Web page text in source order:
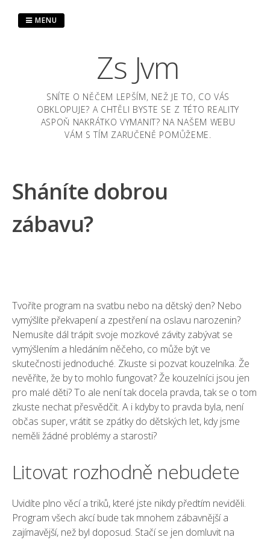
Zs Jvm
SNÍTE O NĚČEM LEPŠÍM, NEŽ JE TO, CO VÁS
OBKLOPUJE? A CHTĚLI BYSTE SE Z TÉTO REALITY
ASPOŇ NAKRÁTKO VYMANIT? NA NAŠEM WEBU
VÁM S TÍM ZARUČENĚ POMŮŽEME.
MENU
Sháníte dobrou
zábavu?
Tvoříte program na svatbu nebo na dětský den? Nebo
vymýšlíte překvapení a zpestření na oslavu narozenin?
Nemusíte dál trápit svoje mozkové závity zabývat se
vymýšlením a hledáním něčeho, co může být ve
skutečnosti jednoduché. Zkuste si pozvat kouzelníka. Že
nevěříte, že by to mohlo fungovat? Že kouzelníci jsou jen
pro malé děti? To ale není tak docela pravda, tak se o tom
zkuste nechat přesvědčit. A i kdyby to pravda byla, není
občas super, vrátit se zpátky do dětských let, kdy jsme
neměli žádné problémy a starosti?
Litovat rozhodně nebudete
Uvidíte plno věcí a triků, které jste nikdy předtím neviděli.
Program všech akcí bude tak mnohem zábavnější a
zajímavější, než byl doposud. Stačí se jen domluvit na